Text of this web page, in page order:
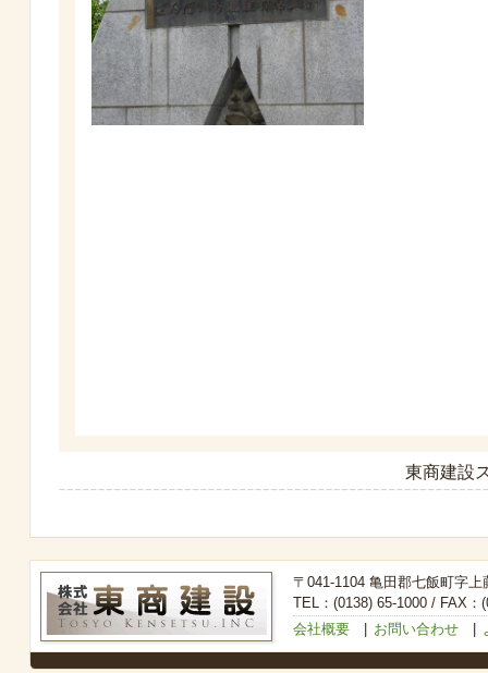
東商建設
〒041-1104 亀田郡七飯町字上
TEL：(0138) 65-1000 / FAX：
会社概要| お問い合わせ|